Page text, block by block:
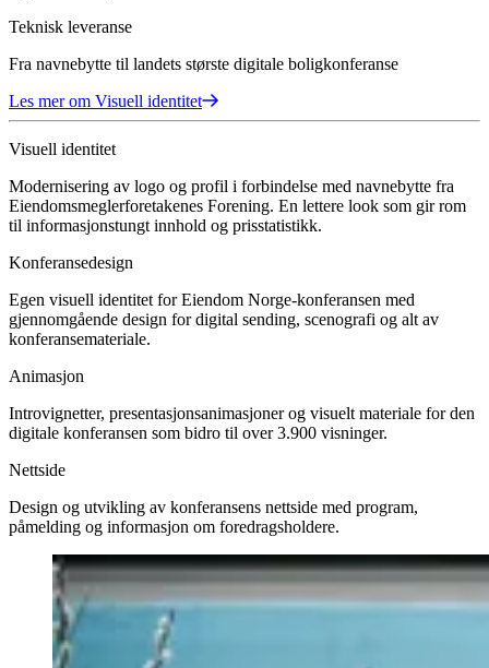
Teknisk leveranse
Fra navnebytte til landets største digitale boligkonferanse
Les mer om Visuell identitet
Visuell identitet
Modernisering av logo og profil i forbindelse med navnebytte fra
Eiendomsmeglerforetakenes Forening. En lettere look som gir rom
til informasjonstungt innhold og prisstatistikk.
Konferansedesign
Egen visuell identitet for Eiendom Norge-konferansen med
gjennomgående design for digital sending, scenografi og alt av
konferansemateriale.
Animasjon
Introvignetter, presentasjonsanimasjoner og visuelt materiale for den
digitale konferansen som bidro til over 3.900 visninger.
Nettside
Design og utvikling av konferansens nettside med program,
påmelding og informasjon om foredragsholdere.